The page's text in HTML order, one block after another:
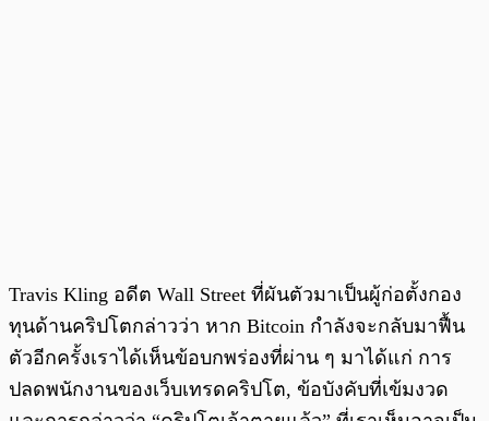
Travis Kling อดีต Wall Street ที่ผันตัวมาเป็นผู้ก่อตั้งกอง
ทุนด้านคริปโตกล่าวว่า หาก Bitcoin กำลังจะกลับมาฟื้น
ตัวอีกครั้งเราได้เห็นข้อบกพร่องที่ผ่าน ๆ มาได้แก่ การ
ปลดพนักงานของเว็บเทรดคริปโต, ข้อบังคับที่เข้มงวด